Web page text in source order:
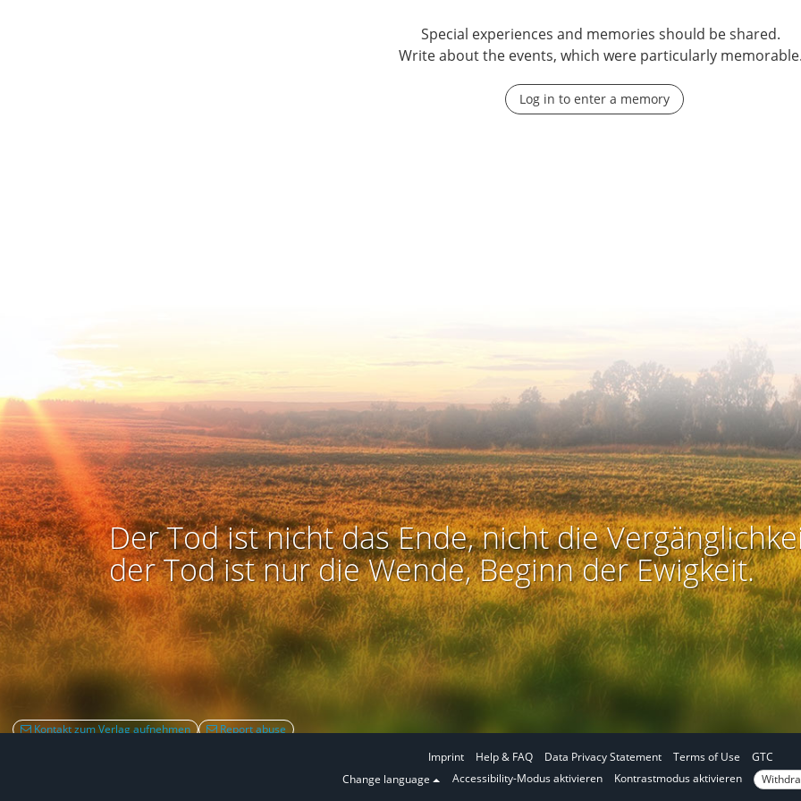
Special experiences and memories should be shared.
Write about the events, which were particularly
Log in to enter a memory
Der Tod ist nicht das Ende, nicht die
der Tod ist nur die Wende, Beginn der Ewigkeit.
Kontakt zum Verlag aufnehmen
Report abuse
Imprint
Help & FAQ Data Privacy Statement Terms of Use
GTC
Change language
IAccessibility-Modus aktivieren
IKontrastmodus aktivieren